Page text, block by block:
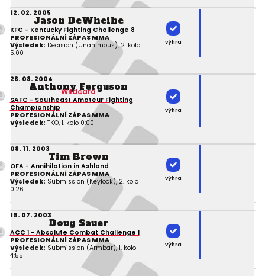
12. 02. 2005
Jason DeWheihe
KFC - Kentucky Fighting Challenge 8
PROFESIONÁLNÍ ZÁPAS MMA
Výsledek: Decision (Unanimous), 2. kolo
5:00
výhra
28. 08. 2004
Anthony Ferguson
Wildcard
SAFC - Southeast Amateur Fighting
Championship
PROFESIONÁLNÍ ZÁPAS MMA
Výsledek: TKO, 1. kolo 0:00
výhra
08. 11. 2003
Tim Brown
OFA - Annihilation in Ashland
PROFESIONÁLNÍ ZÁPAS MMA
Výsledek: Submission (Keylock), 2. kolo
0:26
výhra
19. 07. 2003
Doug Sauer
ACC 1 - Absolute Combat Challenge 1
PROFESIONÁLNÍ ZÁPAS MMA
Výsledek: Submission (Armbar), 1. kolo
4:55
výhra